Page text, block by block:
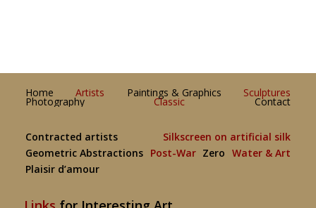
Home Artists Paintings & Graphics Sculptures
Photography Classic Contact
Contracted artists
Silkscreen on artificial silk
Geometric Abstractions
Post-War Zero Water & Art
Plaisir d’amour